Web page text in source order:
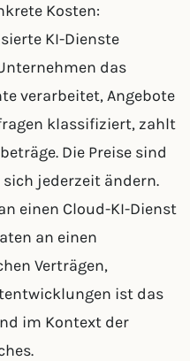
Kosten:
KI-Dienste
das
verarbeitet, Angebote
klassifiziert, zahlt
Die Preise sind
jederzeit ändern.
einen Cloud-KI-Dienst
an einen
Verträgen,
ist das
im Kontext der